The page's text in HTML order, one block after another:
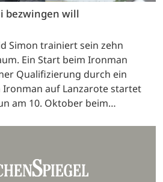
bezwingen will
Simon trainiert sein zehn
Ein Start beim Ironman
Qualifizierung durch ein
Ironman auf Lanzarote startet
am 10. Oktober beim…